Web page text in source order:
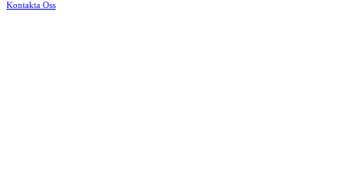
Kontakta Oss